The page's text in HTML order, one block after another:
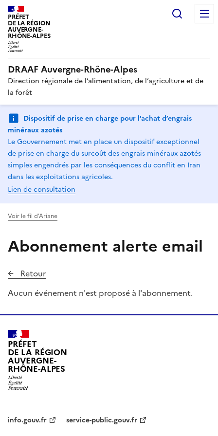
PRÉFET
DE LA RÉGION
AUVERGNE-
RHÔNE-ALPES
DRAAF Auvergne-Rhône-Alpes
Direction régionale de l’alimentation, de l’agriculture et de
la forêt
Dispositif de prise en charge pour l’achat d’engrais
minéraux azotés
Le Gouvernement met en place un dispositif exceptionnel
de prise en charge du surcoût des engrais minéraux azotés
simples engendrés par les conséquences du conflit en Iran
dans les exploitations agricoles.
Lien de consultation
Voir le fil d'Ariane
Abonnement alerte email
Retour
Aucun événement n'est proposé à l'abonnement.
PRÉFET
DE LA RÉGION
AUVERGNE-
RHÔNE-ALPES
info.gouv.fr
service-public.gouv.fr